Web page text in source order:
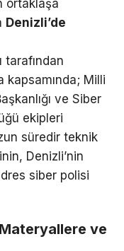
ortaklaşa
Denizli’de
tarafından
kapsamında; Milli
ve Siber
ekipleri
süredir teknik
Denizli’nin
siber polisi
ve